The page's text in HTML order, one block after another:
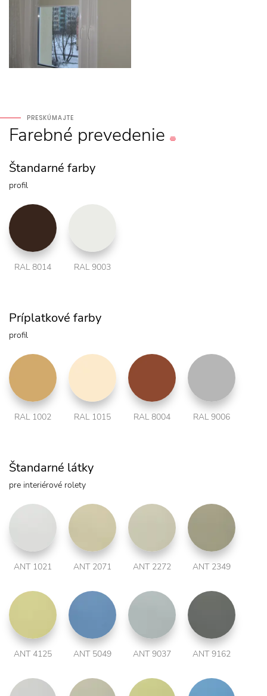
PRESKÚMAJTE
Farebné prevedenie
Štandarné farby
profil
RAL 8014 RAL 9003
Príplatkové farby
profil
RAL 1002 RAL 1015 RAL 8004 RAL 9006
Štandarné látky
pre interiérové rolety
ANT 1021 ANT 2071 ANT 2272 ANT 2349
ANT 4125 ANT 5049 ANT 9037 ANT 9162